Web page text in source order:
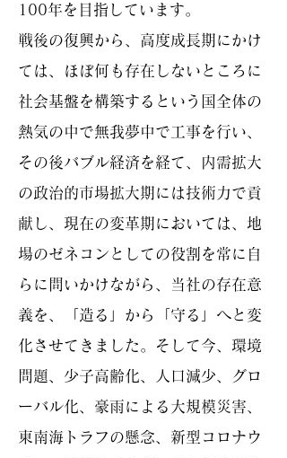
100年を目指しています。
戦後の復興から、高度成長期にかけ
ては、ほぼ何も存在しないところに
社会基盤を構築するという国全体の
熱気の中で無我夢中で工事を行い、
その後バブル経済を経て、内需拡大
の政治的市場拡大期には技術力で貢
献し、現在の変革期においては、地
場のゼネコンとしての役割を常に自
らに問いかけながら、当社の存在意
義を、「造る」から「守る」へと変
化させてきました。そして今、環境
問題、少子高齢化、人口減少、グロ
ーバル化、豪雨による大規模災害、
東南海トラフの懸念、新型コロナウ